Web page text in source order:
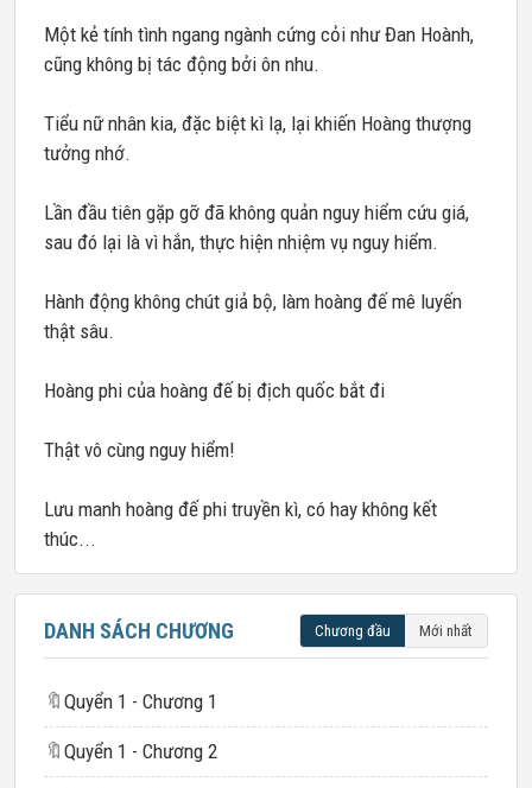
Một kẻ tính tình ngang ngành cứng cỏi như Đan Hoành,
cũng không bị tác động bởi ôn nhu.
Tiểu nữ nhân kia, đặc biệt kì lạ, lại khiến Hoàng thượng
tưởng nhớ.
Lần đầu tiên gặp gỡ đã không quản nguy hiểm cứu giá,
sau đó lại là vì hắn, thực hiện nhiệm vụ nguy hiểm.
Hành động không chút giả bộ, làm hoàng đế mê luyến
thật sâu.
Hoàng phi của hoàng đế bị địch quốc bắt đi
Thật vô cùng nguy hiểm!
Lưu manh hoàng đế phi truyền kì, có hay không kết
thúc...
DANH SÁCH CHƯƠNG Chương đầu Mới nhất
🔖 Quyển 1 - Chương 1
🔖 Quyển 1 - Chương 2